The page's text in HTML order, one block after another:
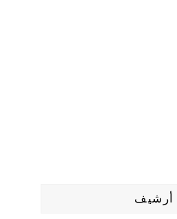
أرشيف